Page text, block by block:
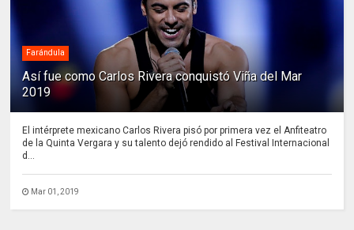
Farándula
Así fue como Carlos Rivera conquistó Viña del Mar
2019
El intérprete mexicano Carlos Rivera pisó por primera vez el Anfiteatro
de la Quinta Vergara y su talento dejó rendido al Festival Internacional
d...
Mar 01, 2019